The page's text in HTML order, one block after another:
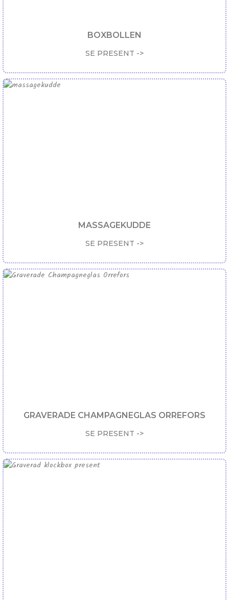
BOXBOLLEN
SE PRESENT ->
MASSAGEKUDDE
SE PRESENT ->
GRAVERADE CHAMPAGNEGLAS ORREFORS
SE PRESENT ->